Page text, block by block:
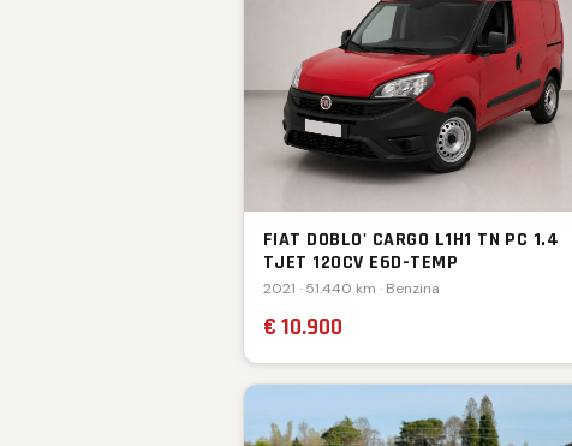
FIAT DOBLO' CARGO L1H1 TN PC 1.4
TJET 120CV E6D-TEMP
2021 · 51.440 km · Benzina
€ 10.900